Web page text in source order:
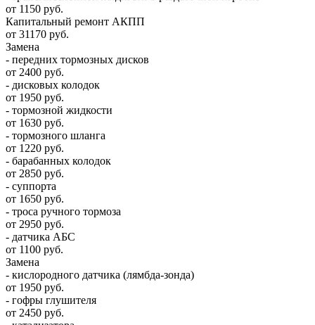
от 1150 руб.
Капитальный ремонт АКПП
от 31170 руб.
Замена
- передних тормозных дисков
от 2400 руб.
- дисковых колодок
от 1950 руб.
- тормозной жидкости
от 1630 руб.
- тормозного шланга
от 1220 руб.
- барабанных колодок
от 2850 руб.
- суппорта
от 1650 руб.
- троса ручного тормоза
от 2950 руб.
- датчика АБС
от 1100 руб.
Замена
- кислородного датчика (лямбда-зонда)
от 1950 руб.
- гофры глушителя
от 2450 руб.